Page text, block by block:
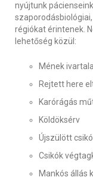
nyújtunk
régiókat érintenek.
lehetőség közül:
Mének
Rejtett here
Karórágás
Köldöksérv
Újszülött
Csikók
Mankós állás